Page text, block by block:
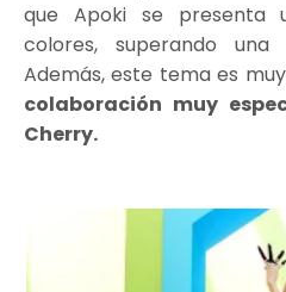
que Apoki se presenta
colores, superando
Además, este tema es
colaboración muy
Cherry.